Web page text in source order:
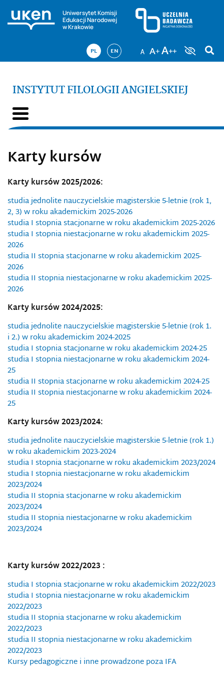
Uniwersytet Komisji
Edukacji Narodowej
w Krakowie
PL EN
INSTYTUT FILOLOGII ANGIELSKIEJ
Karty kursów
Karty kursów 2025/2026:
studia jednolite nauczycielskie magisterskie 5-letnie (rok 1,
2, 3) w roku akademickim 2025-2026
studia I stopnia stacjonarne w roku akademickim 2025-2026
studia I stopnia niestacjonarne w roku akademickim 2025-
2026
studia II stopnia stacjonarne w roku akademickim 2025-
2026
studia II stopnia niestacjonarne w roku akademickim 2025-
2026
Karty kursów 2024/2025:
studia jednolite nauczycielskie magisterskie 5-letnie (rok 1.
i 2.) w roku akademickim 2024-2025
studia I stopnia stacjonarne w roku akademickim 2024-25
studia I stopnia niestacjonarne w roku akademickim 2024-
25
studia II stopnia stacjonarne w roku akademickim 2024-25
studia II stopnia niestacjonarne w roku akademickim 2024-
25
Karty kursów 2023/2024:
studia jednolite nauczycielskie magisterskie 5-letnie (rok 1.)
w roku akademickim 2023-2024
studia I stopnia stacjonarne w roku akademickim 2023/2024
studia I stopnia niestacjonarne w roku akademickim
2023/2024
studia II stopnia stacjonarne w roku akademickim
2023/2024
studia II stopnia niestacjonarne w roku akademickim
2023/2024
Karty kursów 2022/2023 :
studia I stopnia stacjonarne w roku akademickim 2022/2023
studia I stopnia niestacjonarne w roku akademickim
2022/2023
studia II stopnia stacjonarne w roku akademickim
2022/2023
studia II stopnia niestacjonarne w roku akademickim
2022/2023
Kursy pedagogiczne i inne prowadzone poza IFA